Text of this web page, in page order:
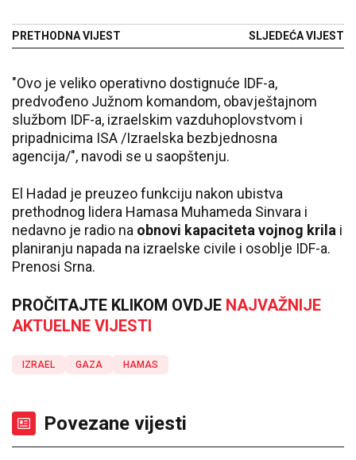
PRETHODNA VIJEST SLJEDEĆA VIJEST
"Ovo je veliko operativno dostignuće IDF-a,
predvođeno Južnom komandom, obavještajnom
službom IDF-a, izraelskim vazduhoplovstvom i
pripadnicima ISA /Izraelska bezbjednosna
agencija/", navodi se u saopštenju.
El Hadad je preuzeo funkciju nakon ubistva
prethodnog lidera Hamasa Muhameda Sinvara i
nedavno je radio na obnovi kapaciteta vojnog krila i
planiranju napada na izraelske civile i osoblje IDF-a.
Prenosi Srna.
PROČITAJTE KLIKOM OVDJE NAJVAŽNIJE
AKTUELNE VIJESTI
IZRAEL GAZA HAMAS
Povezane vijesti